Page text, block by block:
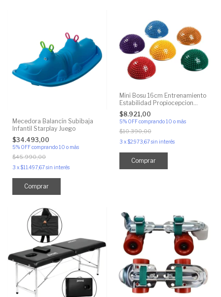
Mecedora Balancín Subibaja
Infantil Starplay Juego
$34.493,00
5% OFFcomprando 10 o más
$45.990,00
3 x$11.497,67sin interés
Comprar
Mini Bosu 16cm Entrenamiento
Estabilidad Propiocepcion
Semi Esfera
$8.921,00
5% OFF comprando 10 o más
$10.390,00
3 x$2.973,67sin interés
Comprar